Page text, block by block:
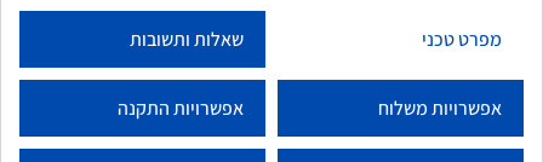
מפרט טכני שאלות ותשובות
אפשרויות משלוח אפשרויות התקנה